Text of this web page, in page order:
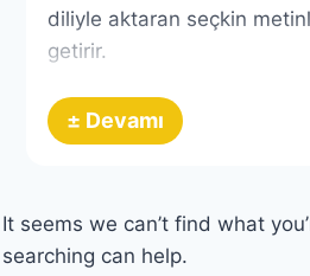
diliyle aktaran seçkin
getirir.
Rûhu’l-Beyân tefsiri, klasik
geleneğinden farklı olarak
sahneleriyle ayetlerin
taşınacağını da gösterir.
± Devamı
It seems we can’t find what
searching can help.